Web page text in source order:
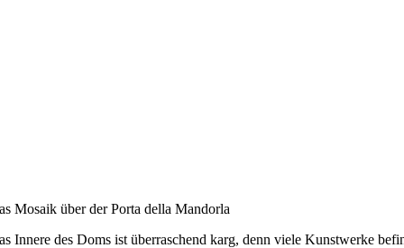
Mosaik über der Porta della Mandorla
Innere des Doms ist überraschend karg, denn viele Kunstwerke